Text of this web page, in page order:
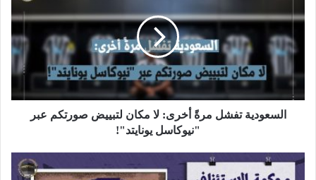
السعودية تفشل مرةً أخرى: لا مكان لتبييض صورتكم عبر
"نيوكاسل يونايتد"!